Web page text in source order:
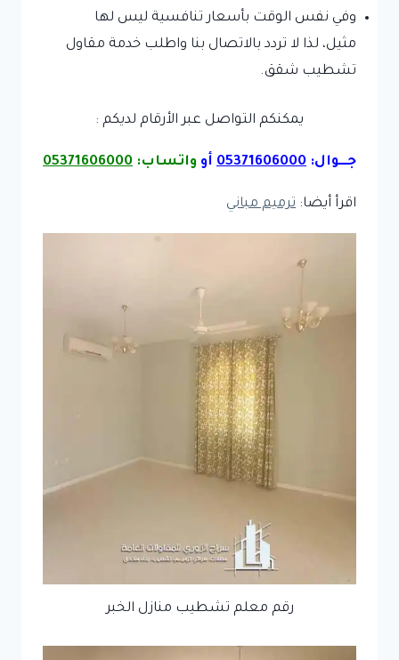
وفي نفس الوقت بأسعار تنافسية ليس لها
مثيل، لذا لا تردد بالاتصال بنا واطلب خدمة مقاول
تشطيب شقق.
يمكنكم التواصل عبر الأرقام لديكم :
جـــوال: 05371606000 أو واتساب: 05371606000
اقرأ أيضا: ترميم مباني
رقم معلم تشطيب منازل الخبر